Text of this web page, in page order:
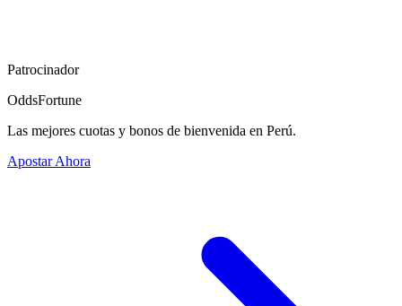
Patrocinador
OddsFortune
Las mejores cuotas y bonos de bienvenida en Perú.
Apostar Ahora